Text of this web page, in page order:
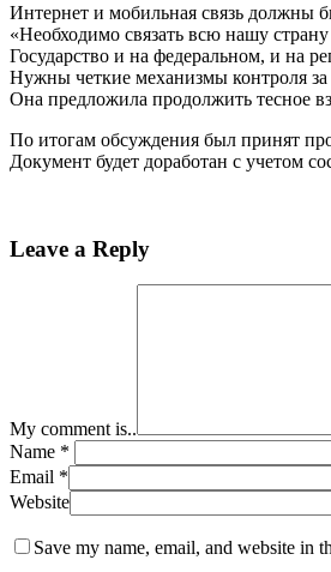
Интернет и мобильная связь должны
«Необходимо связать всю нашу
Государство и на федеральном, и на
Нужны четкие механизмы контроля
Она предложила продолжить тесное
По итогам обсуждения был принят
Документ будет доработан с учетом
Leave a Reply
My comment is..
Name *
Email *
Website
Save my name, email, and website in